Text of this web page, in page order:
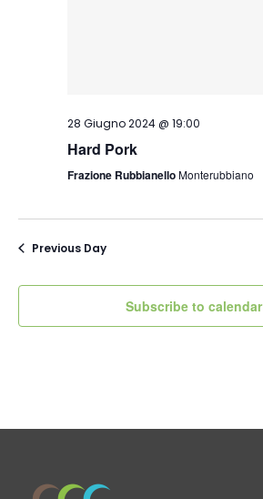
28 Giugno 2024 @ 19:00
Hard Pork
Frazione RubbianelloMonterubbiano
Previous Day
Subscribe to calendar